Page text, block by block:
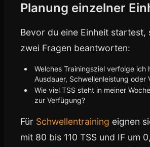
Planung einzelner
Bevor du eine Einheit startest,
zwei Fragen beantworten:
Welches Trainingsziel verfolge ich
Ausdauer, Schwellenleistung oder
Wie viel TSS steht in meiner
zur Verfügung?
Für Schwellentraining eignen
mit 80 bis 110 TSS und IF um